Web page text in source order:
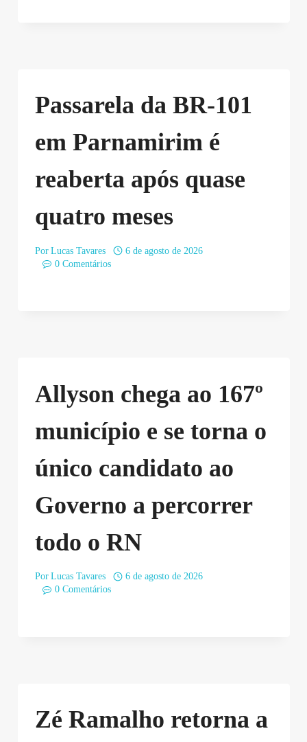
Passarela da BR-101
em Parnamirim é
reaberta após quase
quatro meses
Por Lucas Tavares
6 de agosto de 2026
0 Comentários
Allyson chega ao 167º
município e se torna o
único candidato ao
Governo a percorrer
todo o RN
Por Lucas Tavares
6 de agosto de 2026
0 Comentários
Zé Ramalho retorna a